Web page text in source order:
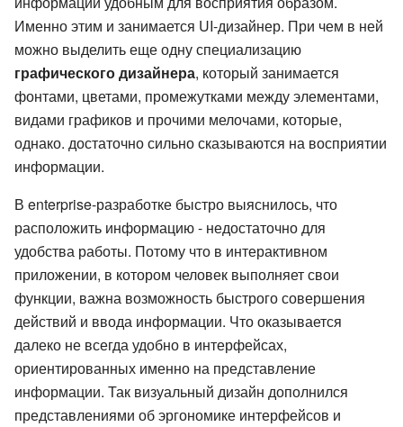
Именно этим и занимается UI-дизайнер. При чем в ней
можно выделить еще одну специализацию
графического дизайнера, который занимается
фонтами, цветами, промежутками между элементами,
видами графиков и прочими мелочами, которые,
однако. достаточно сильно сказываются на восприятии
информации.
В enterprise-разработке быстро выяснилось, что
расположить информацию - недостаточно для
удобства работы. Потому что в интерактивном
приложении, в котором человек выполняет свои
функции, важна возможность быстрого совершения
действий и ввода информации. Что оказывается
далеко не всегда удобно в интерфейсах,
ориентированных именно на представление
информации. Так визуальный дизайн дополнился
представлениями об эргономике интерфейсов и